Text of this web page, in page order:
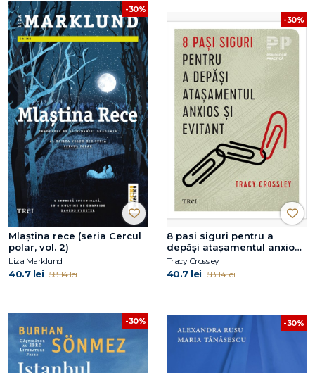
-30%
Mlaștina rece (seria Cercul
polar, vol. 2)
Liza Marklund
40.7 lei 58.14 lei
-30%
8 pasi siguri pentru a
depăși atașamentul anxios
și evitant
Tracy Crossley
40.7 lei 58.14 lei
-30% -30%